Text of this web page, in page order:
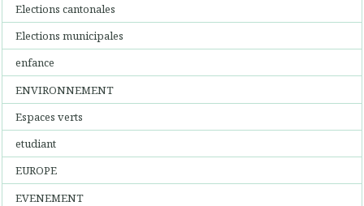
Elections cantonales
Elections municipales
enfance
ENVIRONNEMENT
Espaces verts
etudiant
EUROPE
EVENEMENT